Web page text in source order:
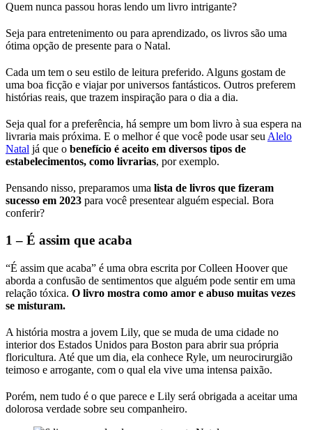
Quem nunca passou horas lendo um livro intrigante?
Seja para entretenimento ou para aprendizado, os livros são uma
ótima opção de presente para o Natal.
Cada um tem o seu estilo de leitura preferido. Alguns gostam de
uma boa ficção e viajar por universos fantásticos. Outros preferem
histórias reais, que trazem inspiração para o dia a dia.
Seja qual for a preferência, há sempre um bom livro à sua espera na
livraria mais próxima. E o melhor é que você pode usar seu Alelo
Natal já que o benefício é aceito em diversos tipos de
estabelecimentos, como livrarias, por exemplo.
Pensando nisso, preparamos uma lista de livros que fizeram
sucesso em 2023 para você presentear alguém especial. Bora
conferir?
1 – É assim que acaba
“É assim que acaba” é uma obra escrita por Colleen Hoover que
aborda a confusão de sentimentos que alguém pode sentir em uma
relação tóxica. O livro mostra como amor e abuso muitas vezes
se misturam.
A história mostra a jovem Lily, que se muda de uma cidade no
interior dos Estados Unidos para Boston para abrir sua própria
floricultura. Até que um dia, ela conhece Ryle, um neurocirurgião
teimoso e arrogante, com o qual ela vive uma intensa paixão.
Porém, nem tudo é o que parece e Lily será obrigada a aceitar uma
dolorosa verdade sobre seu companheiro.